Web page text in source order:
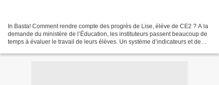
In Basta! Comment rendre compte des progrès de Lise, élève de CE2 ? A la
demande du ministère de l’Éducation, les instituteurs passent beaucoup de
temps à évaluer le travail de leurs élèves. Un système d’indicateurs et de